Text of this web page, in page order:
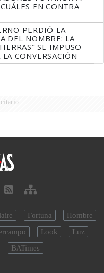
EN CONTRA
PERDIÓ LA
DEL NOMBRE: LA
SE IMPUSO
CONVERSACIÓN
Fortuna
Hombre
Look
Luz
BATimes